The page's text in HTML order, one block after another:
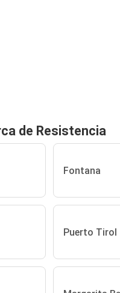
de Resistencia
Fontana
Puerto Tirol